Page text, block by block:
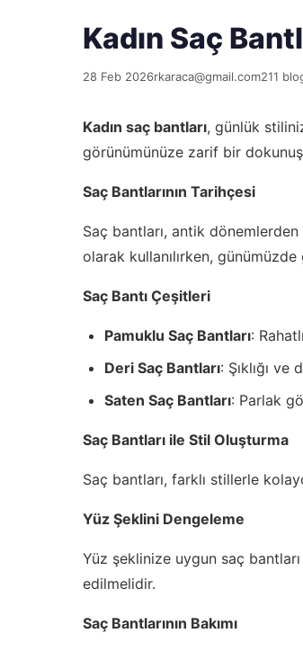
Kadın Saç
28 Feb 2026rkaraca@gmail.com211
Kadın saç bantları, günlük
görünümünüze zarif bir
Saç Bantlarının Tarihçesi
Saç bantları, antik
olarak kullanılırken,
Saç Bantı Çeşitleri
Pamuklu Saç Bantları:
Deri Saç Bantları: Şıklığı
Saten Saç Bantları: Parlak
Saç Bantları ile Stil Oluşturma
Saç bantları, farklı stillerle
Yüz Şeklini Dengeleme
Yüz şeklinize uygun saç
edilmelidir.
Saç Bantlarının Bakımı